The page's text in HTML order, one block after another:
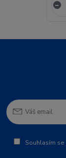
Souhlasím se